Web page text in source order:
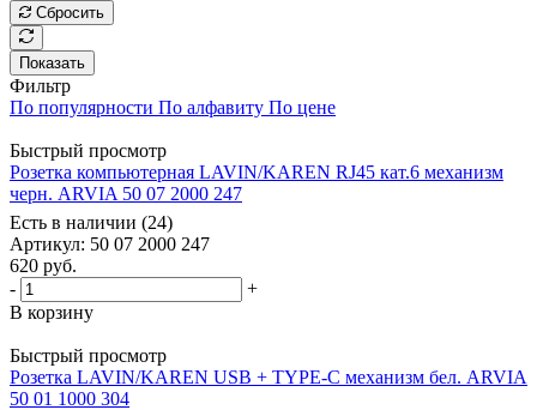
Сбросить
Показать
Фильтр
По популярности По алфавиту По цене
Быстрый просмотр
Розетка компьютерная LAVIN/KAREN RJ45 кат.6 механизм
черн. ARVIA 50 07 2000 247
Есть в наличии (24)
Артикул: 50 07 2000 247
620 руб.
-
+
В корзину
Быстрый просмотр
Розетка LAVIN/KAREN USB + TYPE-C механизм бел. ARVIA
50 01 1000 304